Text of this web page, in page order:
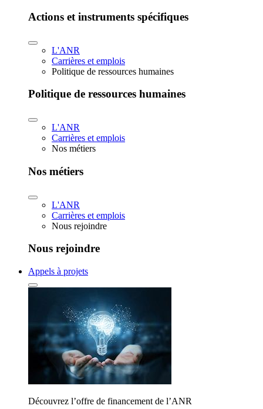
Actions et instruments spécifiques
L'ANR
Carrières et emplois
Politique de ressources humaines
Politique de ressources humaines
L'ANR
Carrières et emplois
Nos métiers
Nos métiers
L'ANR
Carrières et emplois
Nous rejoindre
Nous rejoindre
Appels à projets
Découvrez l’offre de financement de l’ANR